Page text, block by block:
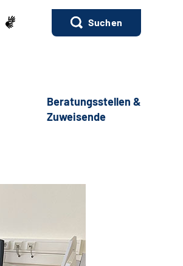
Suchen
Beratungsstellen &
Zuweisende